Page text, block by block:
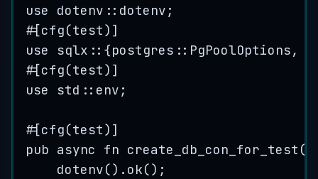
use dotenv :: dotenv;
#[cfg(test)]
use sqlx :: {postgres :: PgPoolOptions,
#[cfg(test)]
use std :: env;
#[cfg(test)]
pub async fn create_db_con_for_test
dotenv() . ok();